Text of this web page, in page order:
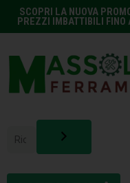
SCOPRI LA NUOVA
PREZZI IMBATTIBILI FINO